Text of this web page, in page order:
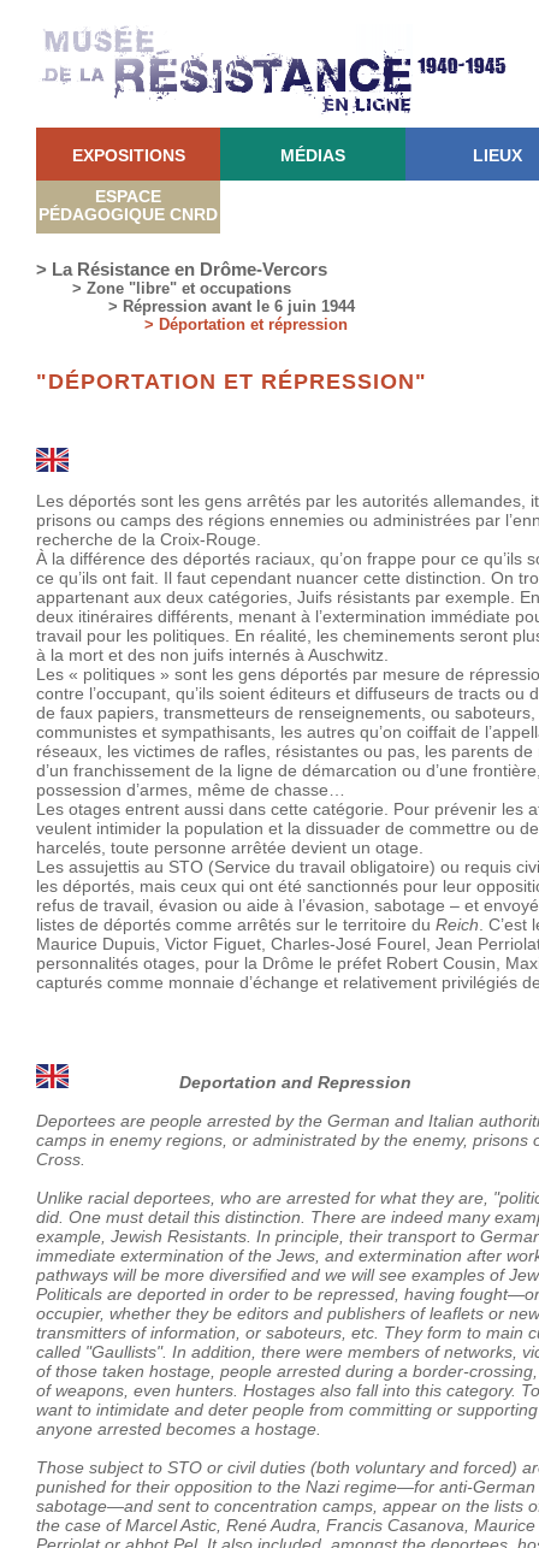
EXPOSITIONS MÉDIAS LIEUX
ESPACE
PÉDAGOGIQUE CNRD
> La Résistance en Drôme-Vercors
> Zone "libre" et occupations
> Répression avant le 6 juin 1944
> Déportation et répression
"DÉPORTATION ET RÉPRESSION"
Les déportés sont les gens arrêtés par les autorités allemandes,
prisons ou camps des régions ennemies ou administrées par
recherche de la Croix-Rouge.
À la différence des déportés raciaux, qu’on frappe pour ce
ce qu’ils ont fait. Il faut cependant nuancer cette distinction. On
appartenant aux deux catégories, Juifs résistants par exemple.
deux itinéraires différents, menant à l’extermination immédiate
travail pour les politiques. En réalité, les cheminements seront
à la mort et des non juifs internés à Auschwitz.
Les « politiques » sont les gens déportés par mesure de
contre l’occupant, qu’ils soient éditeurs et diffuseurs de tracts
de faux papiers, transmetteurs de renseignements, ou
communistes et sympathisants, les autres qu’on coiffait de
réseaux, les victimes de rafles, résistantes ou pas, les parents
d’un franchissement de la ligne de démarcation ou d’une
possession d’armes, même de chasse…
Les otages entrent aussi dans cette catégorie. Pour prévenir les
veulent intimider la population et la dissuader de commettre ou
harcelés, toute personne arrêtée devient un otage.
Les assujettis au STO (Service du travail obligatoire) ou requis
les déportés, mais ceux qui ont été sanctionnés pour leur
refus de travail, évasion ou aide à l’évasion, sabotage – et
listes de déportés comme arrêtés sur le territoire du Reich .
Maurice Dupuis, Victor Figuet, Charles-José Fourel, Jean
personnalités otages, pour la Drôme le préfet Robert Cousin,
capturés comme monnaie d’échange et relativement privilégiés
Deportation and Repression
Deportees are people arrested by the German and Italian
camps in enemy regions, or administrated by the enemy,
Cross.
Unlike racial deportees, who are arrested for what they are,
did. One must detail this distinction. There are indeed many
example, Jewish Resistants. In principle, their transport to
immediate extermination of the Jews, and extermination after
pathways will be more diversified and we will see examples of
Politicals are deported in order to be repressed, having
occupier, whether they be editors and publishers of leaflets or
transmitters of information, or saboteurs, etc. They form to main
called "Gaullists". In addition, there were members of networks,
of those taken hostage, people arrested during a border-
of weapons, even hunters. Hostages also fall into this category.
want to intimidate and deter people from committing or
anyone arrested becomes a hostage.
Those subject to STO or civil duties (both voluntary and forced)
punished for their opposition to the Nazi regime—for anti-
sabotage—and sent to concentration camps, appear on the lists
the case of Marcel Astic, René Audra, Francis Casanova,